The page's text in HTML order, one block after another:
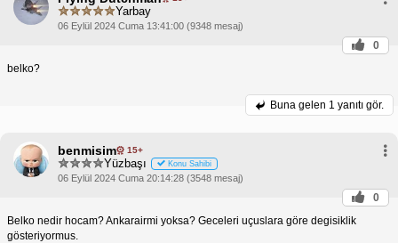
Yarbay
06 Eylül 2024 Cuma 13:41:00 (9348 mesaj)
0
belko?
Buna gelen 1 yanıtı gör.
benmisim 15+
Yüzbaşı Konu Sahibi
06 Eylül 2024 Cuma 20:14:28 (3548 mesaj)
0
Belko nedir hocam? Ankarairmi yoksa? Geceleri uçuslara göre degisiklik
gösteriyormus.